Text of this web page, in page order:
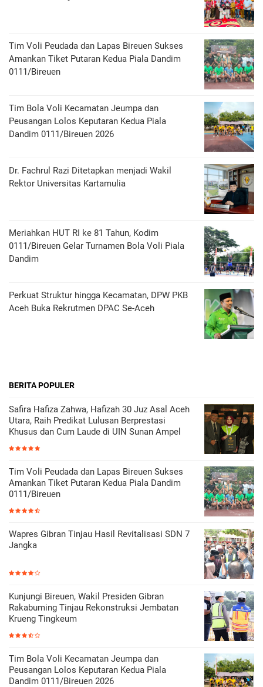
Tim Voli Peudada dan Lapas Bireuen Sukses
Amankan Tiket Putaran Kedua Piala Dandim
0111/Bireuen
Tim Bola Voli Kecamatan Jeumpa dan
Peusangan Lolos Keputaran Kedua Piala
Dandim 0111/Bireuen 2026
Dr. Fachrul Razi Ditetapkan menjadi Wakil
Rektor Universitas Kartamulia
Meriahkan HUT RI ke 81 Tahun, Kodim
0111/Bireuen Gelar Turnamen Bola Voli Piala
Dandim
Perkuat Struktur hingga Kecamatan, DPW PKB
Aceh Buka Rekrutmen DPAC Se-Aceh
BERITA POPULER
Safira Hafiza Zahwa, Hafizah 30 Juz Asal Aceh
Utara, Raih Predikat Lulusan Berprestasi
Khusus dan Cum Laude di UIN Sunan Ampel
Tim Voli Peudada dan Lapas Bireuen Sukses
Amankan Tiket Putaran Kedua Piala Dandim
0111/Bireuen
Wapres Gibran Tinjau Hasil Revitalisasi SDN 7
Jangka
Kunjungi Bireuen, Wakil Presiden Gibran
Rakabuming Tinjau Rekonstruksi Jembatan
Krueng Tingkeum
Tim Bola Voli Kecamatan Jeumpa dan
Peusangan Lolos Keputaran Kedua Piala
Dandim 0111/Bireuen 2026